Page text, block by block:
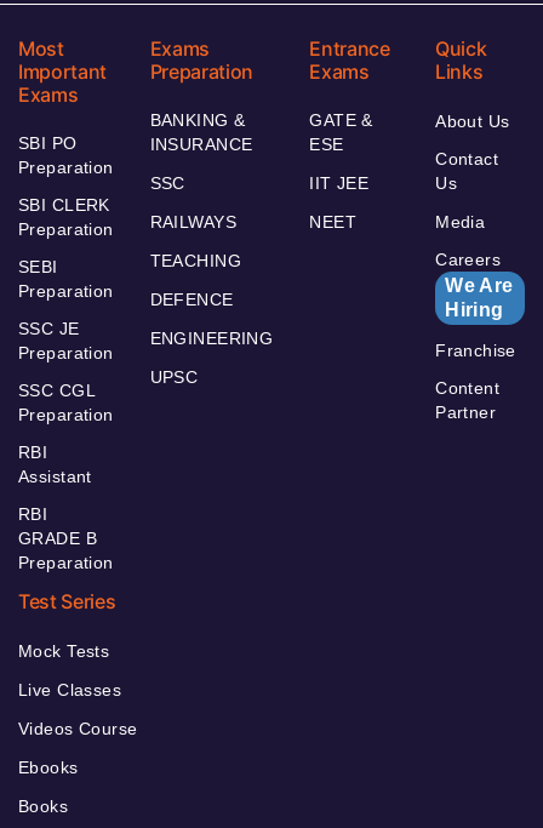
Most
Important
Exams
SBI PO
Preparation
SBI CLERK
Preparation
SEBI
Preparation
SSC JE
Preparation
SSC CGL
Preparation
RBI
Assistant
RBI
GRADE B
Preparation
Exams
Preparation
BANKING &
INSURANCE
SSC
RAILWAYS
TEACHING
DEFENCE
ENGINEERING
UPSC
Entrance
Exams
GATE &
ESE
IIT JEE
NEET
Quick
Links
About Us
Contact
Us
Media
Careers
We Are
Hiring
Franchise
Content
Partner
Test Series
Mock Tests
Live Classes
Videos Course
Ebooks
Books